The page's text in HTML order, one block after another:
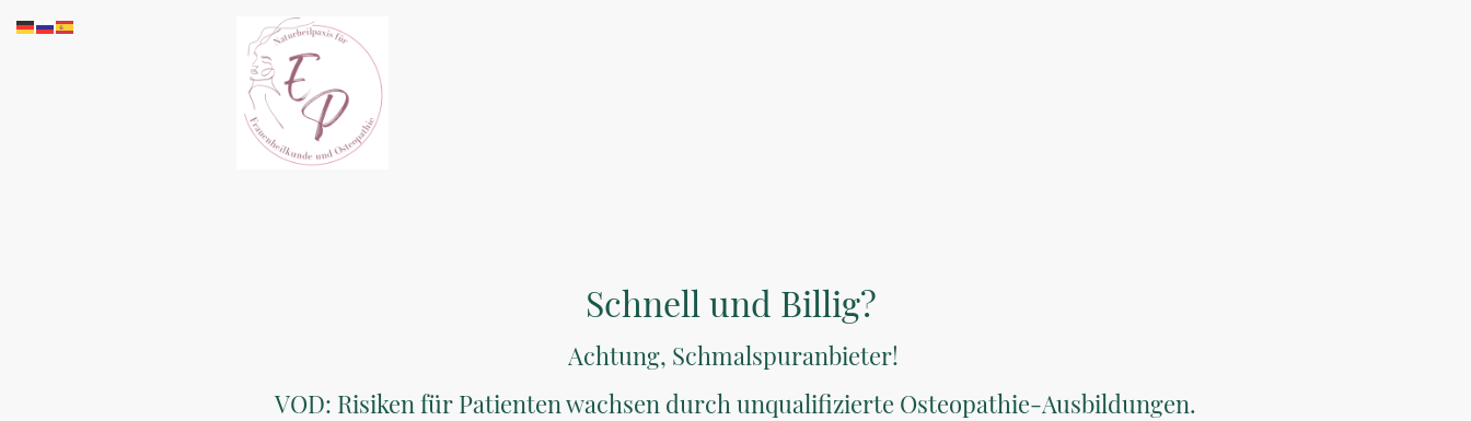
Schnell und Billig?
Achtung, Schmalspuranbieter!
VOD: Risiken für Patienten wachsen durch unqualifizierte Osteopathie-Ausbildungen.